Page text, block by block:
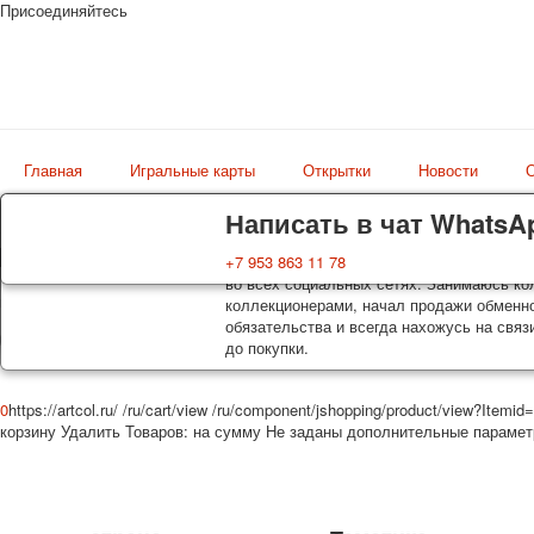
Доставка
Колоды, почтовые открытки тщательно
оплаты. Исключение: репринт под заказ,
осуществляется почтой России с треком
момент покупки. По желанию
Гарантия
Вы покупаете колоды игральных карт,
во всех социальных сетях. Занимаюсь
коллекционерами, начал продажи
обязательства и всегда нахожусь на
до покупки.
Написать в чат
+7 953 863 11 78
Присоединяйтесь
Главная Игральные карты Открытки Новости
Магазин
0https://artcol.ru/ /ru/cart/view /ru/component/jshopping/product/
корзину Удалить Товаров: на сумму Не заданы дополнительные